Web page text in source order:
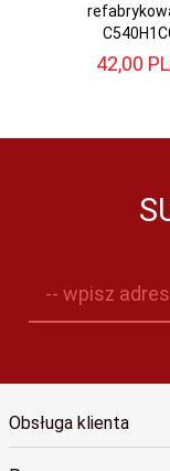
42,00
-- wpisz
Obsługa klienta